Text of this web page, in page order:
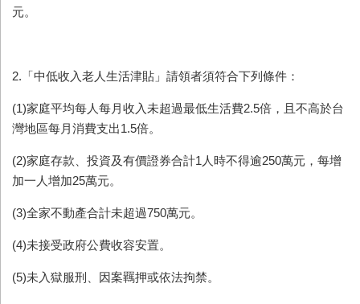
元。
2.「中低收入老人生活津貼」請領者須符合下列條件：
(1)家庭平均每人每月收入未超過最低生活費2.5倍，且不高於台
灣地區每月消費支出1.5倍。
(2)家庭存款、投資及有價證券合計1人時不得逾250萬元，每增
加一人增加25萬元。
(3)全家不動產合計未超過750萬元。
(4)未接受政府公費收容安置。
(5)未入獄服刑、因案羈押或依法拘禁。